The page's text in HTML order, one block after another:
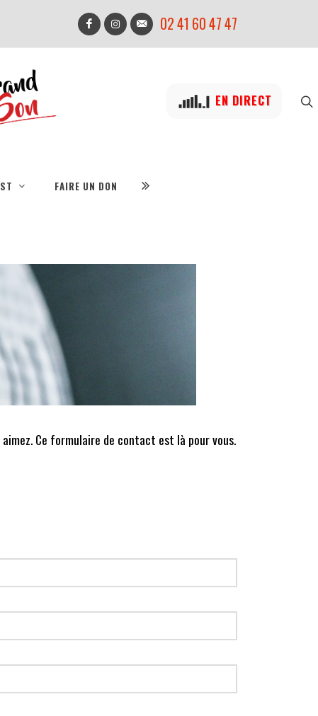
02 41 60 47 47
EN DIRECT
FAIRE UN DON
Ce formulaire de contact est là pour vous.